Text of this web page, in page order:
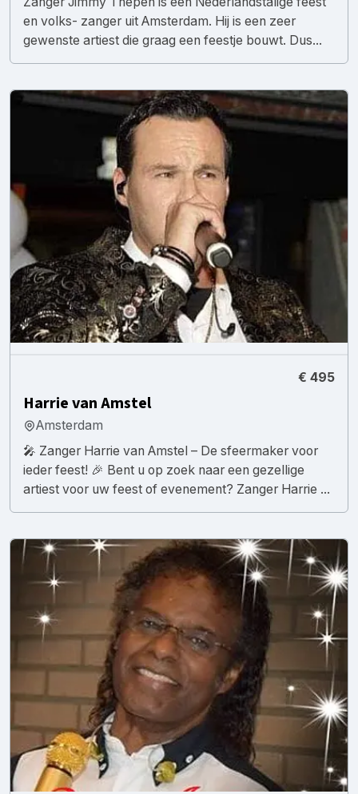
en volks- zanger uit Amsterdam. Hij is een zeer
gewenste artiest die graag een feestje bouwt. Dus...
€ 495
Harrie van Amstel
Amsterdam
🎤 Zanger Harrie van Amstel – De sfeermaker voor
ieder feest! 🎉 Bent u op zoek naar een gezellige
artiest voor uw feest of evenement? Zanger Harrie ...